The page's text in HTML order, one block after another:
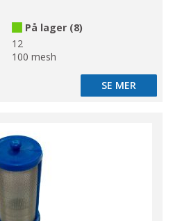
På lager (8)
12
100 mesh
SE MER
SE MER